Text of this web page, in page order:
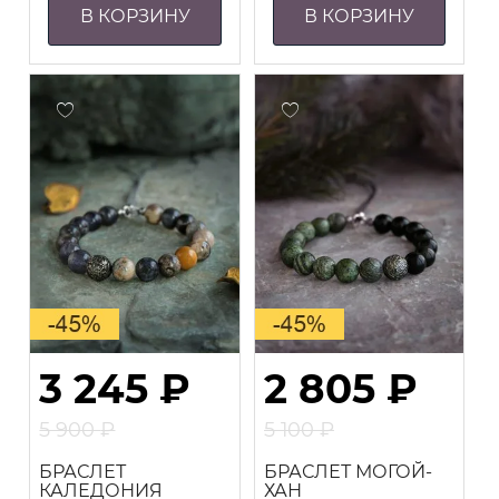
В КОРЗИНУ В КОРЗИНУ
5 900₽
цена
составляла
3 245 ₽
цена:
БРАСЛЕТ
КАЛЕДОНИЯ
5 100₽
цена
составляла
2 805 ₽
цена:
БРАСЛЕТ МОГОЙ-
ХАН